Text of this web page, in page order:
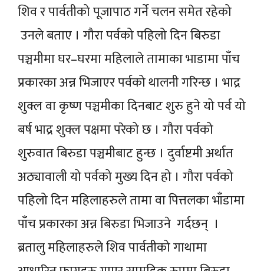
शिव र पार्वतीको पूजापाठ गर्ने चलन समेत रहेको
उनले बताए । गौरा पर्वको पहिलो दिन बिरुडा
पञ्चमीमा घर–घरमा महिलाले तामाका भाडामा पाँच
प्रकारका अन्न भिजाएर पर्वको थालनी गरिन्छ । भाद्र
शुक्ल वा कृष्ण पञ्चमीका दिनबाट शुरु हुने यो पर्व यो
बर्ष भाद्र शुक्ल पक्षमा परेको छ । गौरा पर्वको
शुरुवात बिरुडा पञ्चमीबाट हुन्छ । दुर्वाष्टमी अर्थात
अठ्यावाली यो पर्वको मुख्य दिन हो । गौरा पर्वको
पहिलो दिन महिलाहरुले तामा वा पित्तलका भाँडामा
पाँच प्रकारका अन्न बिरुडा भिजाउने गर्दछन् ।
ब्रतालु महिलाहरुले शिव पार्वतीको गाथामा